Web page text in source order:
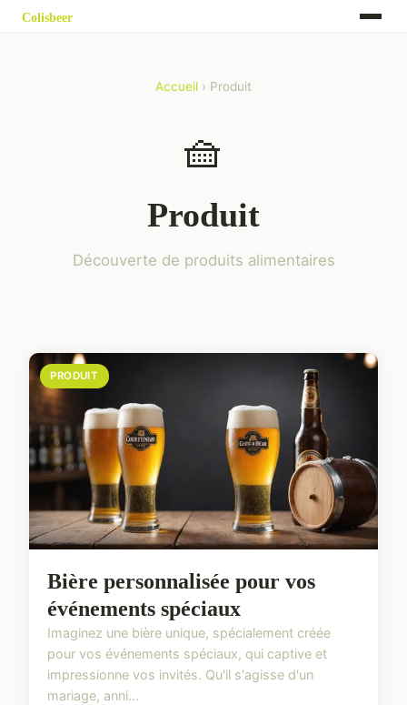
Accueil › Produit
🧺
Produit
Découverte de produits alimentaires
PRODUIT
Bière personnalisée pour vos
événements spéciaux
Imaginez une bière unique, spécialement créée
pour vos événements spéciaux, qui captive et
impressionne vos invités. Qu'il s'agisse d'un
mariage, anni...